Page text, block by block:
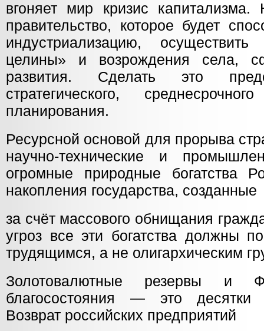
вгоняет мир кризис
правительство, которое будет
индустриализацию,
целины» и возрождения села,
развития. Сделать это
стратегического,
планирования.
Ресурсной основой для прорыва
научно-технические и
огромные природные богатства
накопления государства, созданные
за счёт массового обнищания
угроз все эти богатства должны
трудящимся, а не олигархическим
Золотовалютные резервы и
благосостояния — это десятки
Возврат российских предприятий